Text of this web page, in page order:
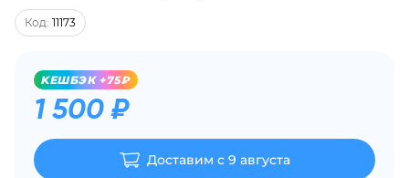
Код: 11173
KЕШБЭК +75₽
1 500 ₽
Доставим с 9 августа
списываться
по25%каждые 2 недели
Подробнее